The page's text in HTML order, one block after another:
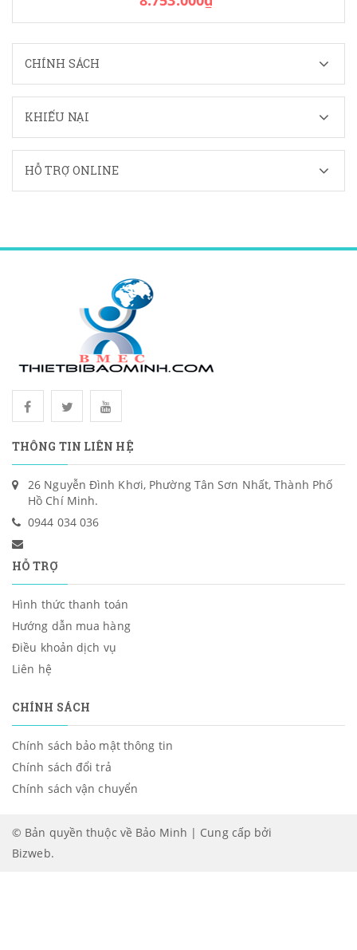
CHÍNH SÁCH
KHIẾU NẠI
HỖ TRỢ ONLINE
THÔNG TIN LIÊN HỆ
26 Nguyễn Đình Khơi, Phường Tân Sơn Nhất, Thành Phố
Hồ Chí Minh.
0944 034 036
HỖ TRỢ
Hình thức thanh toán
Hướng dẫn mua hàng
Điều khoản dịch vụ
Liên hệ
CHÍNH SÁCH
Chính sách bảo mật thông tin
Chính sách đổi trả
Chính sách vận chuyển
© Bản quyền thuộc về Bảo Minh | Cung cấp bởi
Bizweb.